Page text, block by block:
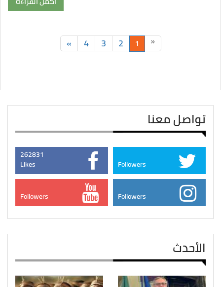
«
1
2
3
4
»
تواصل معنا
Followers
262831
Likes
Followers
Followers
الأحدث